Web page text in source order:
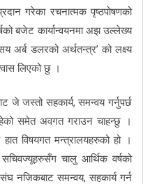
गरेका रचनात्मक पृष्ठपोषणको
बजेट कार्यान्वयनमा अझ उल्लेख्य
अर्ब डलरको अर्थतन्त्र’ को लक्ष्य
लिएको छु ।
जे जस्तो सहकार्य, समन्वय गर्नुपर्छ
समेत अवगत गराउन चाहन्छु ।
विषयगत मन्त्रालयहरुको हो ।
चालु आर्थिक वर्षको
नजिकबाट समन्वय, सहकार्य गर्न